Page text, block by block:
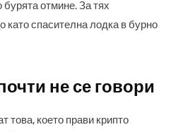
отмине. За тях
като спасителна лодка в бурно
не се говори
това, което прави крипто